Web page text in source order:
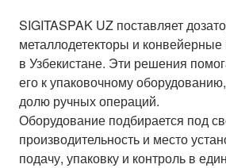
SIGITASPAK UZ поставляет
металлодетекторы и
в Узбекистане. Эти решения
его к упаковочному
долю ручных операций.
Оборудование подбирается под
производительность и место
подачу, упаковку и контроль в